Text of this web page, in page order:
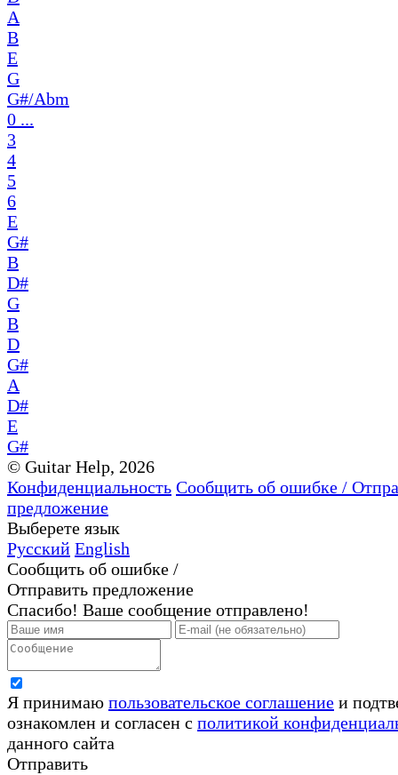
A
B
E
G
G#/Abm
0 ...
3
4
5
6
E
G#
B
D#
G
B
D
G#
A
D#
E
G#
© Guitar Help, 2026
Конфиденциальность Сообщить об ошибке /
предложение
Выберете язык
Русский English
Сообщить об ошибке /
Отправить предложение
Спасибо! Ваше сообщение отправлено!
Я принимаю пользовательское соглашение и
ознакомлен и согласен с политикой
данного сайта
Отправить